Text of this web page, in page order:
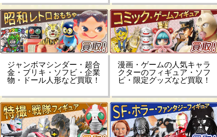
ジャンボマシンダー・超合
金・ブリキ・ソフビ・企業
物・ドール人形など買取！
漫画・ゲームの人気キャラ
クターのフィギュア・ソフ
ビ・限定グッズなど買取！